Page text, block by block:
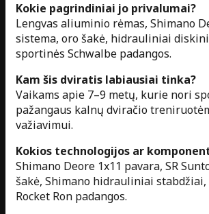
Kokie pagrindiniai jo privalumai?
Lengvas aliuminio rėmas, Shimano
sistema, oro šakė, hidrauliniai
sportinės Schwalbe padangos.
Kam šis dviratis labiausiai tinka?
Vaikams apie 7–9 metų, kurie nori
pažangaus kalnų dviračio
važiavimui.
Kokios technologijos ar
Shimano Deore 1x11 pavara, SR
šakė, Shimano hidrauliniai stabdžiai,
Rocket Ron padangos.